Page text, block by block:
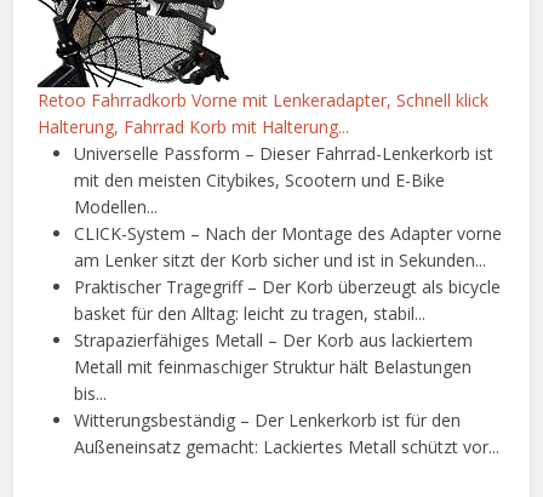
Retoo Fahrradkorb Vorne mit Lenkeradapter, Schnell klick
Halterung, Fahrrad Korb mit Halterung...
Universelle Passform – Dieser Fahrrad-Lenkerkorb ist
mit den meisten Citybikes, Scootern und E-Bike
Modellen...
CLICK-System – Nach der Montage des Adapter vorne
am Lenker sitzt der Korb sicher und ist in Sekunden...
Praktischer Tragegriff – Der Korb überzeugt als bicycle
basket für den Alltag: leicht zu tragen, stabil...
Strapazierfähiges Metall – Der Korb aus lackiertem
Metall mit feinmaschiger Struktur hält Belastungen
bis...
Witterungsbeständig – Der Lenkerkorb ist für den
Außeneinsatz gemacht: Lackiertes Metall schützt vor...